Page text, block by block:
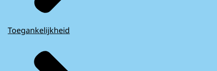
Toegankelijkheid